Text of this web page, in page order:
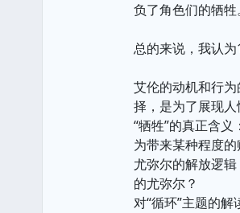
负了角色们的牺牲
总的来说，我认
艾伦的动机和行
择，是为了展现
“牺牲”的真正含
为带来某种程度的
尤弥尔的解放逻
的尤弥尔？
对“循环”主题的